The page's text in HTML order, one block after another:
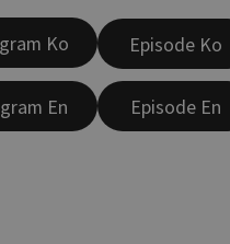
Ko
En
Episode Ko
Episode En